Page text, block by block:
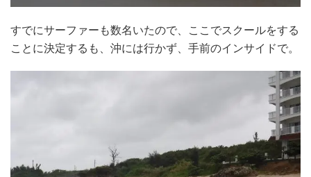
すでにサーファーも数名いたので、ここでスクールをする
ことに決定するも、沖には行かず、手前のインサイドで。